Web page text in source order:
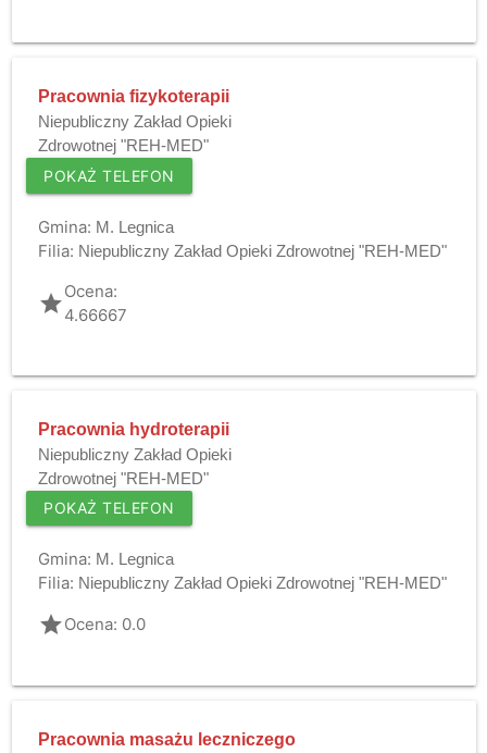
Pracownia fizykoterapii
Niepubliczny Zakład Opieki
Zdrowotnej "REH-MED"
POKAŻ TELEFON
Gmina: M. Legnica
Filia: Niepubliczny Zakład Opieki Zdrowotnej "REH-MED"
gradeOcena:
4.66667
Pracownia hydroterapii
Niepubliczny Zakład Opieki
Zdrowotnej "REH-MED"
POKAŻ TELEFON
Gmina: M. Legnica
Filia: Niepubliczny Zakład Opieki Zdrowotnej "REH-MED"
gradeOcena: 0.0
Pracownia masażu leczniczego